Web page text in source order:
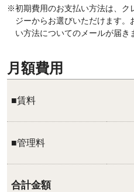
※初期費用のお支払い方法は、ク
ジーからお選びいただけます
い方法についてのメールが届き
月額費用
■賃料
■管理料
合計金額